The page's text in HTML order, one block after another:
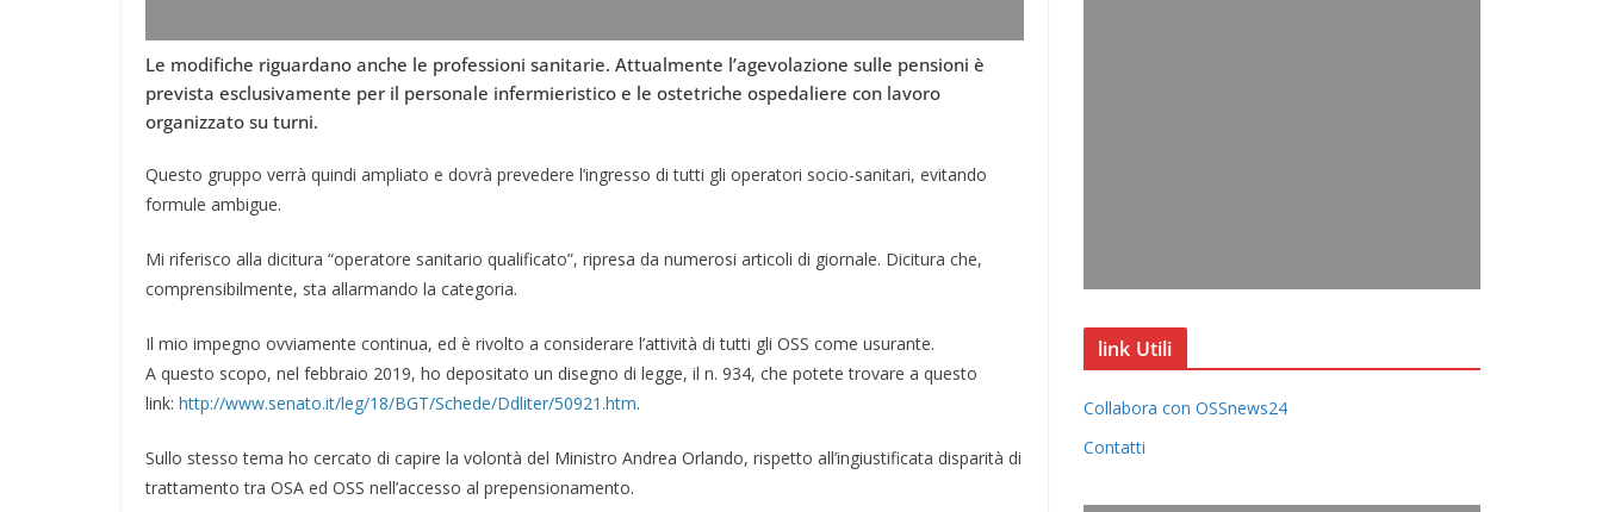
Le modifiche riguardano anche le professioni sanitarie. Attualmente l’agevolazione sulle pensioni è
prevista esclusivamente per il personale infermieristico e le ostetriche ospedaliere con lavoro
organizzato su turni.
Questo gruppo verrà quindi ampliato e dovrà prevedere l’ingresso di tutti gli operatori socio-sanitari, evitando
formule ambigue.
Mi riferisco alla dicitura “operatore sanitario qualificato”, ripresa da numerosi articoli di giornale. Dicitura che,
comprensibilmente, sta allarmando la categoria.
Il mio impegno ovviamente continua, ed è rivolto a considerare l’attività di tutti gli OSS come usurante.
A questo scopo, nel febbraio 2019, ho depositato un disegno di legge, il n. 934, che potete trovare a questo
link: http://www.senato.it/leg/18/BGT/Schede/Ddliter/50921.htm.
Sullo stesso tema ho cercato di capire la volontà del Ministro Andrea Orlando, rispetto all’ingiustificata disparità di
trattamento tra OSA ed OSS nell’accesso al prepensionamento.
link Utili
Collabora con OSSnews24
Contatti